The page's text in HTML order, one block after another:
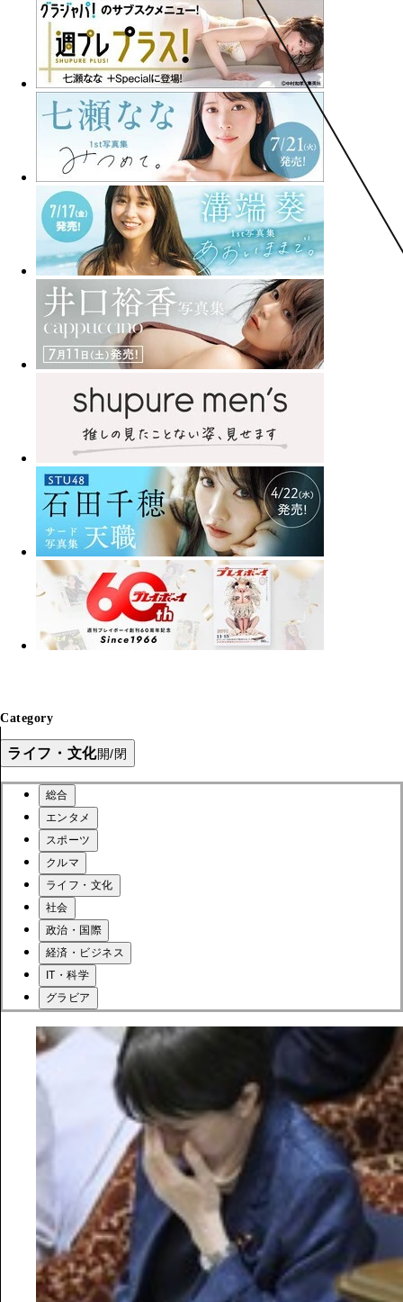
Category
ライフ・文化開/閉
総合
エンタメ
スポーツ
クルマ
ライフ・文化
社会
政治・国際
経済・ビジネス
IT・科学
グラビア